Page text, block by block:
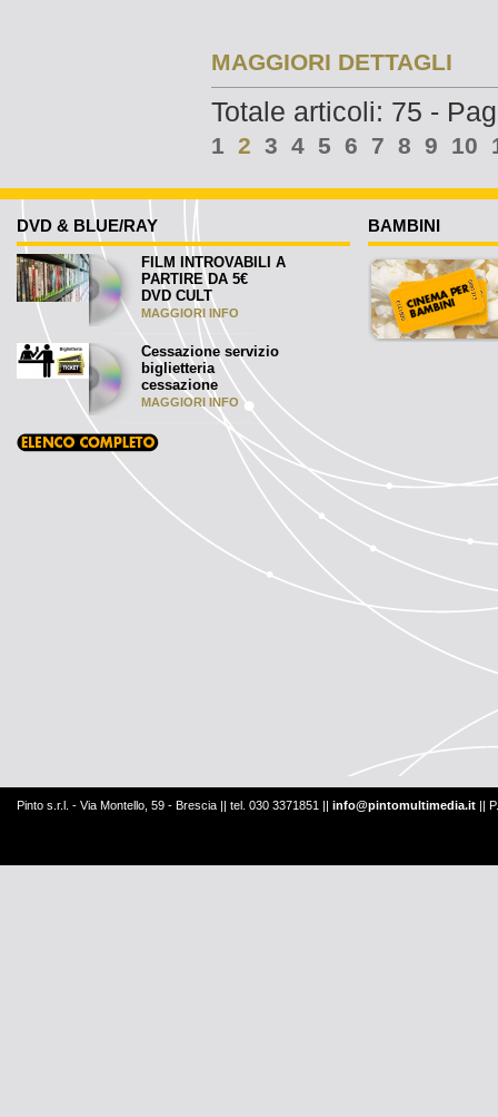
MAGGIORI DETTAGLI
Totale articoli: 75 -
1 2 3 4 5 6 7 8 9 10
DVD & BLUE/RAY
FILM INTROVABILI A
PARTIRE DA 5€
DVD CULT
MAGGIORI INFO
Cessazione servizio
biglietteria
cessazione
MAGGIORI INFO
BAMBINI
Pinto s.r.l. - Via Montello, 59 - Brescia || tel. 030 3371851 || info@pintomultimedia.it ||